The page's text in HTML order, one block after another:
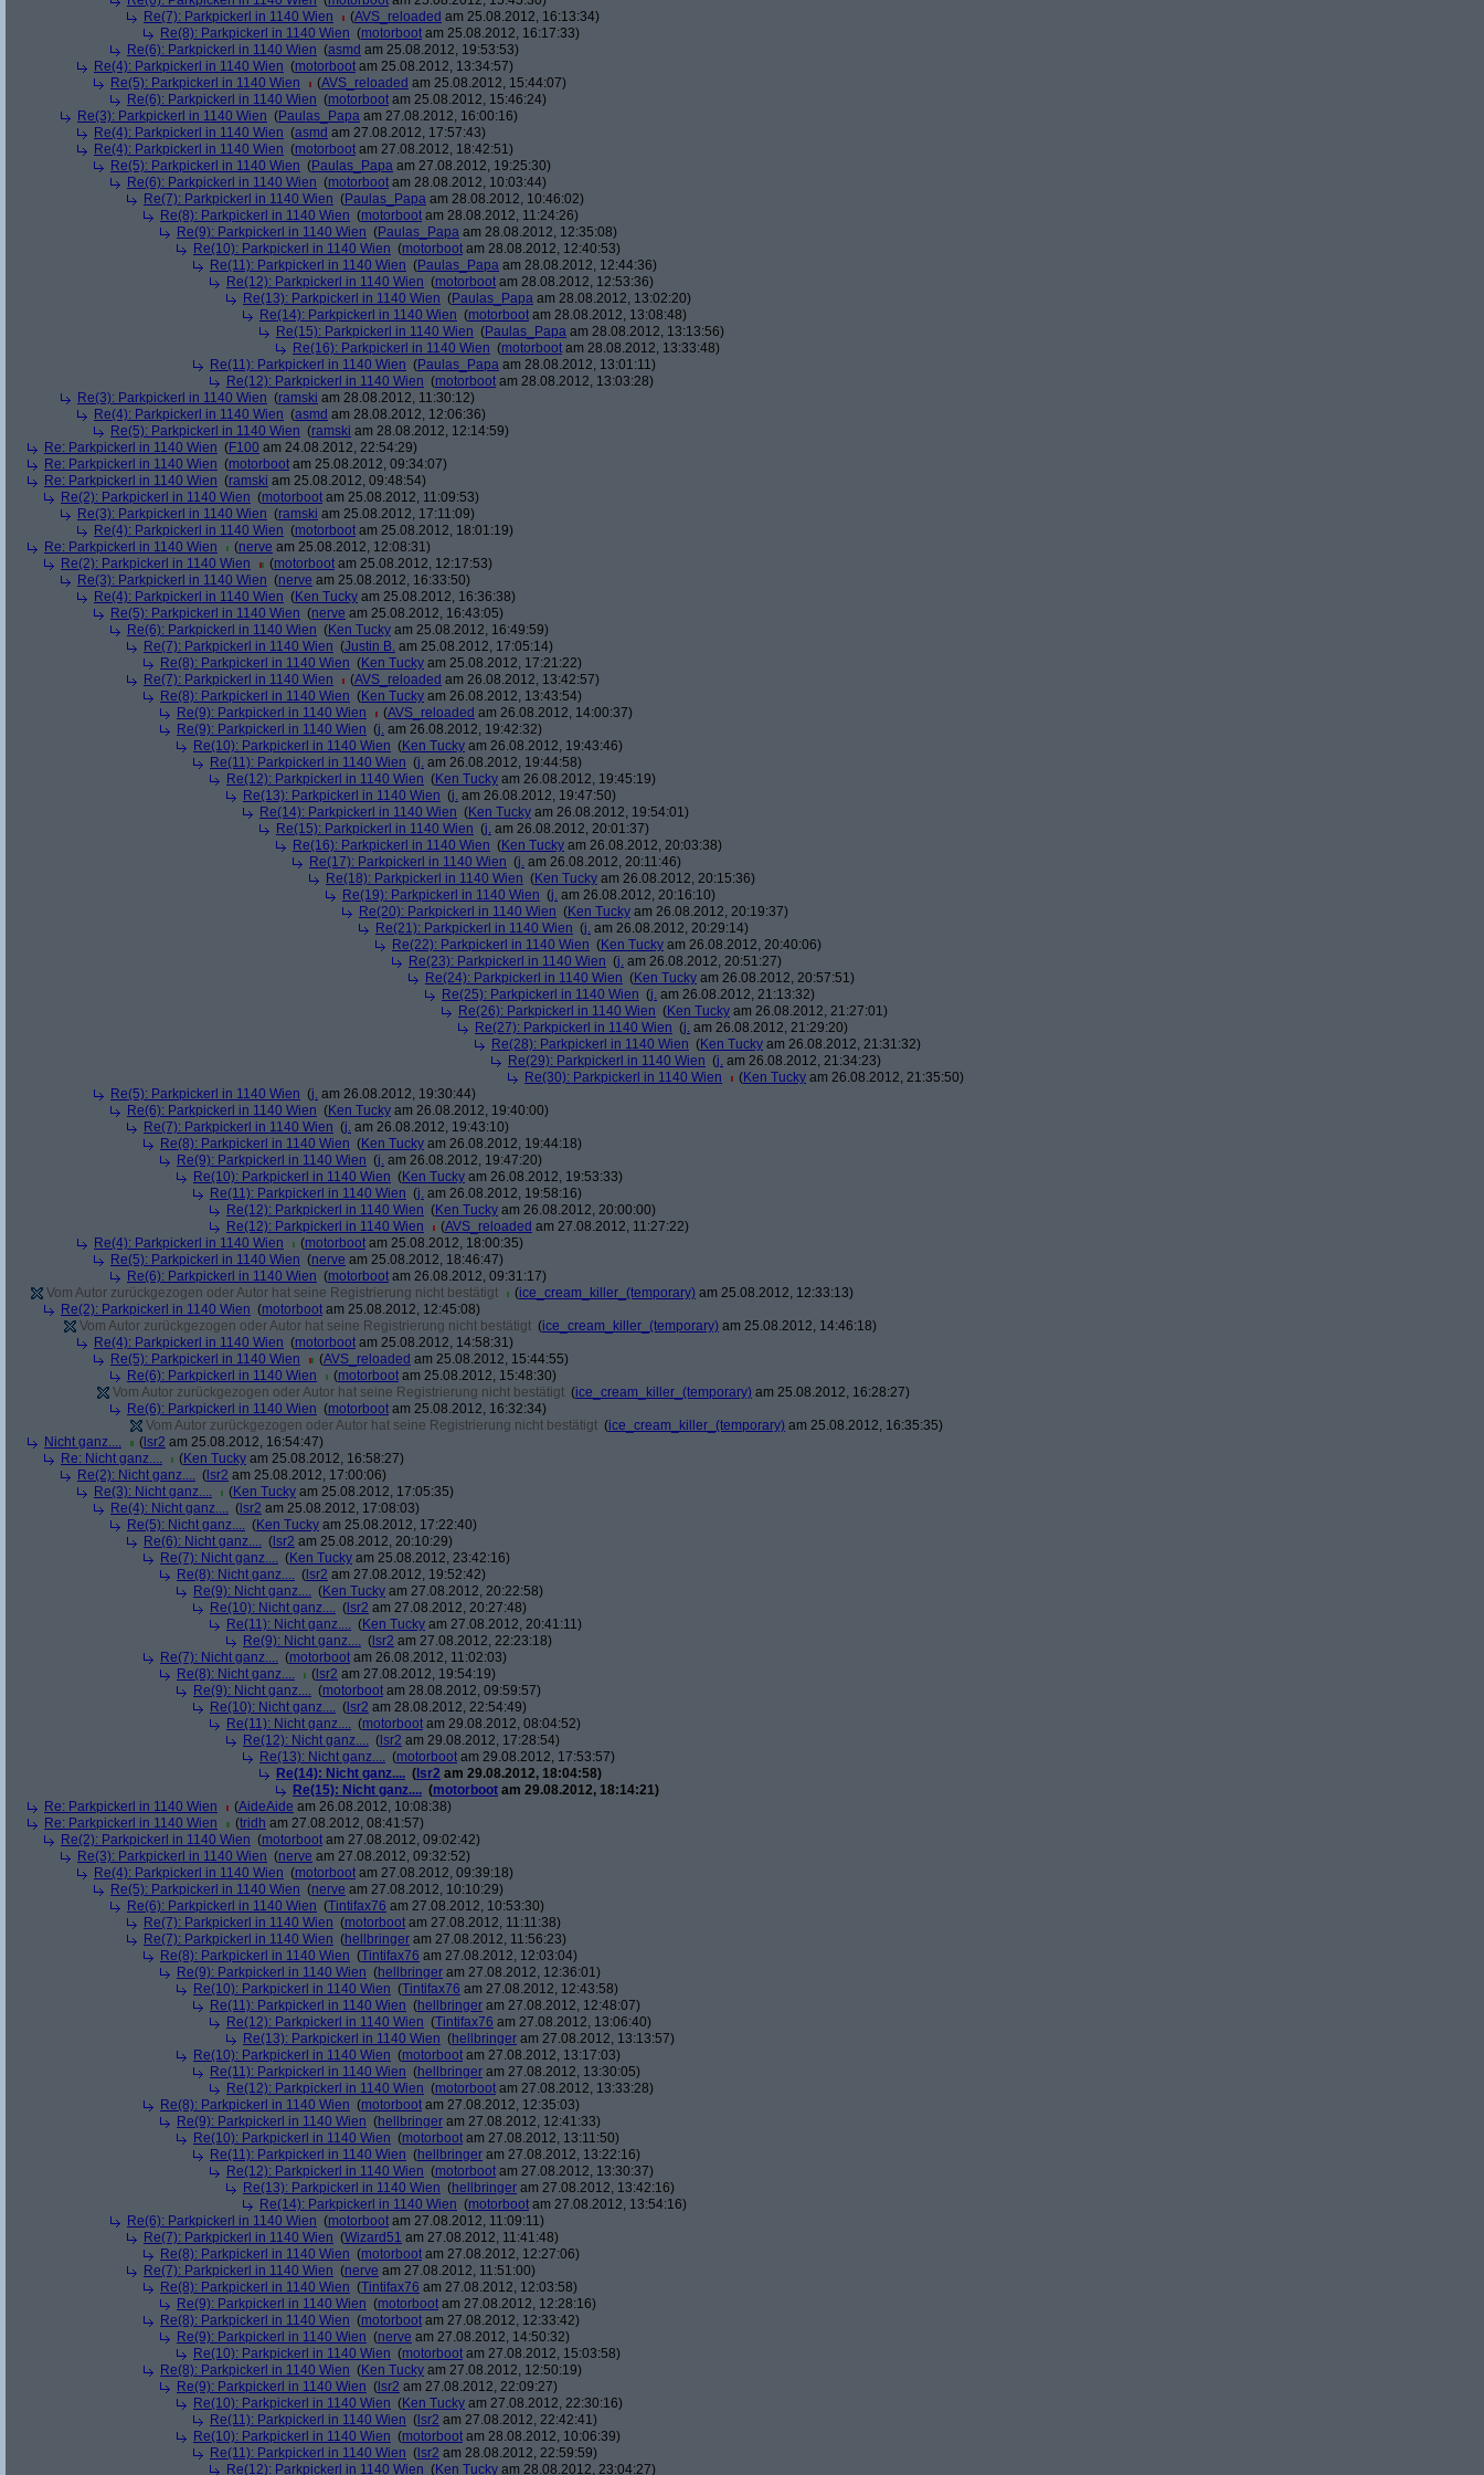
Re(7): Parkpickerl in 1140 Wien
(AVS_reloaded am 25.08.2012, 16:13:34)
Re(8): Parkpickerl in 1140 Wien (motorboot am 25.08.2012, 16:17:33)
Re(6): Parkpickerl in 1140 Wien (asmd am 25.08.2012, 19:53:53)
Re(4): Parkpickerl in 1140 Wien (motorboot am 25.08.2012, 13:34:57)
Re(5): Parkpickerl in 1140 Wien
(AVS_reloaded am 25.08.2012, 15:44:07)
Re(6): Parkpickerl in 1140 Wien (motorboot am 25.08.2012, 15:46:24)
Re(3): Parkpickerl in 1140 Wien (Paulas_Papa am 27.08.2012, 16:00:16)
Re(4): Parkpickerl in 1140 Wien (asmd am 27.08.2012, 17:57:43)
Re(4): Parkpickerl in 1140 Wien (motorboot am 27.08.2012, 18:42:51)
Re(5): Parkpickerl in 1140 Wien (Paulas_Papa am 27.08.2012, 19:25:30)
Re(6): Parkpickerl in 1140 Wien (motorboot am 28.08.2012, 10:03:44)
Re(7): Parkpickerl in 1140 Wien (Paulas_Papa am 28.08.2012, 10:46:02)
Re(8): Parkpickerl in 1140 Wien (motorboot am 28.08.2012, 11:24:26)
Re(9): Parkpickerl in 1140 Wien (Paulas_Papa am 28.08.2012, 12:35:08)
Re(10): Parkpickerl in 1140 Wien (motorboot am 28.08.2012, 12:40:53)
Re(11): Parkpickerl in 1140 Wien (Paulas_Papa am 28.08.2012, 12:44:36)
Re(12): Parkpickerl in 1140 Wien (motorboot am 28.08.2012, 12:53:36)
Re(13): Parkpickerl in 1140 Wien (Paulas_Papa am 28.08.2012, 13:02:20)
Re(14): Parkpickerl in 1140 Wien (motorboot am 28.08.2012, 13:08:48)
Re(15): Parkpickerl in 1140 Wien (Paulas_Papa am 28.08.2012, 13:13:56)
Re(16): Parkpickerl in 1140 Wien (motorboot am 28.08.2012, 13:33:48)
Re(11): Parkpickerl in 1140 Wien (Paulas_Papa am 28.08.2012, 13:01:11)
Re(12): Parkpickerl in 1140 Wien (motorboot am 28.08.2012, 13:03:28)
Re(3): Parkpickerl in 1140 Wien (ramski am 28.08.2012, 11:30:12)
Re(4): Parkpickerl in 1140 Wien (asmd am 28.08.2012, 12:06:36)
Re(5): Parkpickerl in 1140 Wien (ramski am 28.08.2012, 12:14:59)
Re: Parkpickerl in 1140 Wien (F100 am 24.08.2012, 22:54:29)
Re: Parkpickerl in 1140 Wien (motorboot am 25.08.2012, 09:34:07)
Re: Parkpickerl in 1140 Wien (ramski am 25.08.2012, 09:48:54)
Re(2): Parkpickerl in 1140 Wien (motorboot am 25.08.2012, 11:09:53)
Re(3): Parkpickerl in 1140 Wien (ramski am 25.08.2012, 17:11:09)
Re(4): Parkpickerl in 1140 Wien (motorboot am 25.08.2012, 18:01:19)
Re: Parkpickerl in 1140 Wien
(nerve am 25.08.2012, 12:08:31)
Re(2): Parkpickerl in 1140 Wien
(motorboot am 25.08.2012, 12:17:53)
Re(3): Parkpickerl in 1140 Wien (nerve am 25.08.2012, 16:33:50)
Re(4): Parkpickerl in 1140 Wien (Ken Tucky am 25.08.2012, 16:36:38)
Re(5): Parkpickerl in 1140 Wien (nerve am 25.08.2012, 16:43:05)
Re(6): Parkpickerl in 1140 Wien (Ken Tucky am 25.08.2012, 16:49:59)
Re(7): Parkpickerl in 1140 Wien (Justin B. am 25.08.2012, 17:05:14)
Re(8): Parkpickerl in 1140 Wien (Ken Tucky am 25.08.2012, 17:21:22)
Re(7): Parkpickerl in 1140 Wien
(AVS_reloaded am 26.08.2012, 13:42:57)
Re(8): Parkpickerl in 1140 Wien (Ken Tucky am 26.08.2012, 13:43:54)
Re(9): Parkpickerl in 1140 Wien
(AVS_reloaded am 26.08.2012, 14:00:37)
Re(9): Parkpickerl in 1140 Wien (j. am 26.08.2012, 19:42:32)
Re(10): Parkpickerl in 1140 Wien (Ken Tucky am 26.08.2012, 19:43:46)
Re(11): Parkpickerl in 1140 Wien (j. am 26.08.2012, 19:44:58)
Re(12): Parkpickerl in 1140 Wien (Ken Tucky am 26.08.2012, 19:45:19)
Re(13): Parkpickerl in 1140 Wien (j. am 26.08.2012, 19:47:50)
Re(14): Parkpickerl in 1140 Wien (Ken Tucky am 26.08.2012, 19:54:01)
Re(15): Parkpickerl in 1140 Wien (j. am 26.08.2012, 20:01:37)
Re(16): Parkpickerl in 1140 Wien (Ken Tucky am 26.08.2012, 20:03:38)
Re(17): Parkpickerl in 1140 Wien (j. am 26.08.2012, 20:11:46)
Re(18): Parkpickerl in 1140 Wien (Ken Tucky am 26.08.2012, 20:15:36)
Re(19): Parkpickerl in 1140 Wien (j. am 26.08.2012, 20:16:10)
Re(20): Parkpickerl in 1140 Wien (Ken Tucky am 26.08.2012, 20:19:37)
Re(21): Parkpickerl in 1140 Wien (j. am 26.08.2012, 20:29:14)
Re(22): Parkpickerl in 1140 Wien (Ken Tucky am 26.08.2012, 20:40:06)
Re(23): Parkpickerl in 1140 Wien (j. am 26.08.2012, 20:51:27)
Re(24): Parkpickerl in 1140 Wien (Ken Tucky am 26.08.2012, 20:57:51)
Re(25): Parkpickerl in 1140 Wien (j. am 26.08.2012, 21:13:32)
Re(26): Parkpickerl in 1140 Wien (Ken Tucky am 26.08.2012, 21:27:01)
Re(27): Parkpickerl in 1140 Wien (j. am 26.08.2012, 21:29:20)
Re(28): Parkpickerl in 1140 Wien (Ken Tucky am 26.08.2012, 21:31:32)
Re(29): Parkpickerl in 1140 Wien (j. am 26.08.2012, 21:34:23)
Re(30): Parkpickerl in 1140 Wien
(Ken Tucky am 26.08.2012, 21:35:50)
Re(5): Parkpickerl in 1140 Wien (j. am 26.08.2012, 19:30:44)
Re(6): Parkpickerl in 1140 Wien (Ken Tucky am 26.08.2012, 19:40:00)
Re(7): Parkpickerl in 1140 Wien (j. am 26.08.2012, 19:43:10)
Re(8): Parkpickerl in 1140 Wien (Ken Tucky am 26.08.2012, 19:44:18)
Re(9): Parkpickerl in 1140 Wien (j. am 26.08.2012, 19:47:20)
Re(10): Parkpickerl in 1140 Wien (Ken Tucky am 26.08.2012, 19:53:33)
Re(11): Parkpickerl in 1140 Wien (j. am 26.08.2012, 19:58:16)
Re(12): Parkpickerl in 1140 Wien (Ken Tucky am 26.08.2012, 20:00:00)
Re(12): Parkpickerl in 1140 Wien
(AVS_reloaded am 27.08.2012, 11:27:22)
Re(4): Parkpickerl in 1140 Wien
(motorboot am 25.08.2012, 18:00:35)
Re(5): Parkpickerl in 1140 Wien (nerve am 25.08.2012, 18:46:47)
Re(6): Parkpickerl in 1140 Wien (motorboot am 26.08.2012, 09:31:17)
Vom Autor zurückgezogen oder Autor hat seine Registrierung nicht bestätigt
(ice_cream_killer_(temporary) am 25.08.2012, 12:33:13)
Re(2): Parkpickerl in 1140 Wien (motorboot am 25.08.2012, 12:45:08)
Vom Autor zurückgezogen oder Autor hat seine Registrierung nicht bestätigt (ice_cream_killer_(temporary) am 25.08.2012, 14:46:18)
Re(4): Parkpickerl in 1140 Wien (motorboot am 25.08.2012, 14:58:31)
Re(5): Parkpickerl in 1140 Wien
(AVS_reloaded am 25.08.2012, 15:44:55)
Re(6): Parkpickerl in 1140 Wien
(motorboot am 25.08.2012, 15:48:30)
Vom Autor zurückgezogen oder Autor hat seine Registrierung nicht bestätigt (ice_cream_killer_(temporary) am 25.08.2012, 16:28:27)
Re(6): Parkpickerl in 1140 Wien (motorboot am 25.08.2012, 16:32:34)
Vom Autor zurückgezogen oder Autor hat seine Registrierung nicht bestätigt (ice_cream_killer_(temporary) am 25.08.2012, 16:35:35)
Nicht ganz....
( lsr2 am 25.08.2012, 16:54:47)
Re: Nicht ganz....
(Ken Tucky am 25.08.2012, 16:58:27)
Re(2): Nicht ganz.... ( lsr2 am 25.08.2012, 17:00:06)
Re(3): Nicht ganz....
(Ken Tucky am 25.08.2012, 17:05:35)
Re(4): Nicht ganz.... ( lsr2 am 25.08.2012, 17:08:03)
Re(5): Nicht ganz.... (Ken Tucky am 25.08.2012, 17:22:40)
Re(6): Nicht ganz.... ( lsr2 am 25.08.2012, 20:10:29)
Re(7): Nicht ganz.... (Ken Tucky am 25.08.2012, 23:42:16)
Re(8): Nicht ganz.... ( lsr2 am 27.08.2012, 19:52:42)
Re(9): Nicht ganz.... (Ken Tucky am 27.08.2012, 20:22:58)
Re(10): Nicht ganz.... ( lsr2 am 27.08.2012, 20:27:48)
Re(11): Nicht ganz.... (Ken Tucky am 27.08.2012, 20:41:11)
Re(9): Nicht ganz.... ( lsr2 am 27.08.2012, 22:23:18)
Re(7): Nicht ganz.... (motorboot am 26.08.2012, 11:02:03)
Re(8): Nicht ganz....
( lsr2 am 27.08.2012, 19:54:19)
Re(9): Nicht ganz.... (motorboot am 28.08.2012, 09:59:57)
Re(10): Nicht ganz.... ( lsr2 am 28.08.2012, 22:54:49)
Re(11): Nicht ganz.... (motorboot am 29.08.2012, 08:04:52)
Re(12): Nicht ganz.... ( lsr2 am 29.08.2012, 17:28:54)
Re(13): Nicht ganz.... (motorboot am 29.08.2012, 17:53:57)
Re(14): Nicht ganz.... ( lsr2 am 29.08.2012, 18:04:58)
Re(15): Nicht ganz.... (motorboot am 29.08.2012, 18:14:21)
Re: Parkpickerl in 1140 Wien
(AideAide am 26.08.2012, 10:08:38)
Re: Parkpickerl in 1140 Wien
(tridh am 27.08.2012, 08:41:57)
Re(2): Parkpickerl in 1140 Wien (motorboot am 27.08.2012, 09:02:42)
Re(3): Parkpickerl in 1140 Wien (nerve am 27.08.2012, 09:32:52)
Re(4): Parkpickerl in 1140 Wien (motorboot am 27.08.2012, 09:39:18)
Re(5): Parkpickerl in 1140 Wien (nerve am 27.08.2012, 10:10:29)
Re(6): Parkpickerl in 1140 Wien (Tintifax76 am 27.08.2012, 10:53:30)
Re(7): Parkpickerl in 1140 Wien (motorboot am 27.08.2012, 11:11:38)
Re(7): Parkpickerl in 1140 Wien (hellbringer am 27.08.2012, 11:56:23)
Re(8): Parkpickerl in 1140 Wien (Tintifax76 am 27.08.2012, 12:03:04)
Re(9): Parkpickerl in 1140 Wien (hellbringer am 27.08.2012, 12:36:01)
Re(10): Parkpickerl in 1140 Wien (Tintifax76 am 27.08.2012, 12:43:58)
Re(11): Parkpickerl in 1140 Wien (hellbringer am 27.08.2012, 12:48:07)
Re(12): Parkpickerl in 1140 Wien (Tintifax76 am 27.08.2012, 13:06:40)
Re(13): Parkpickerl in 1140 Wien (hellbringer am 27.08.2012, 13:13:57)
Re(10): Parkpickerl in 1140 Wien (motorboot am 27.08.2012, 13:17:03)
Re(11): Parkpickerl in 1140 Wien (hellbringer am 27.08.2012, 13:30:05)
Re(12): Parkpickerl in 1140 Wien (motorboot am 27.08.2012, 13:33:28)
Re(8): Parkpickerl in 1140 Wien (motorboot am 27.08.2012, 12:35:03)
Re(9): Parkpickerl in 1140 Wien (hellbringer am 27.08.2012, 12:41:33)
Re(10): Parkpickerl in 1140 Wien (motorboot am 27.08.2012, 13:11:50)
Re(11): Parkpickerl in 1140 Wien (hellbringer am 27.08.2012, 13:22:16)
Re(12): Parkpickerl in 1140 Wien (motorboot am 27.08.2012, 13:30:37)
Re(13): Parkpickerl in 1140 Wien (hellbringer am 27.08.2012, 13:42:16)
Re(14): Parkpickerl in 1140 Wien (motorboot am 27.08.2012, 13:54:16)
Re(6): Parkpickerl in 1140 Wien (motorboot am 27.08.2012, 11:09:11)
Re(7): Parkpickerl in 1140 Wien (Wizard51 am 27.08.2012, 11:41:48)
Re(8): Parkpickerl in 1140 Wien (motorboot am 27.08.2012, 12:27:06)
Re(7): Parkpickerl in 1140 Wien (nerve am 27.08.2012, 11:51:00)
Re(8): Parkpickerl in 1140 Wien (Tintifax76 am 27.08.2012, 12:03:58)
Re(9): Parkpickerl in 1140 Wien (motorboot am 27.08.2012, 12:28:16)
Re(8): Parkpickerl in 1140 Wien (motorboot am 27.08.2012, 12:33:42)
Re(9): Parkpickerl in 1140 Wien (nerve am 27.08.2012, 14:50:32)
Re(10): Parkpickerl in 1140 Wien (motorboot am 27.08.2012, 15:03:58)
Re(8): Parkpickerl in 1140 Wien (Ken Tucky am 27.08.2012, 12:50:19)
Re(9): Parkpickerl in 1140 Wien ( lsr2 am 27.08.2012, 22:09:27)
Re(10): Parkpickerl in 1140 Wien (Ken Tucky am 27.08.2012, 22:30:16)
Re(11): Parkpickerl in 1140 Wien ( lsr2 am 27.08.2012, 22:42:41)
Re(10): Parkpickerl in 1140 Wien (motorboot am 28.08.2012, 10:06:39)
Re(11): Parkpickerl in 1140 Wien ( lsr2 am 28.08.2012, 22:59:59)
Re(12): Parkpickerl in 1140 Wien (Ken Tucky am 28.08.2012, 23:04:27)